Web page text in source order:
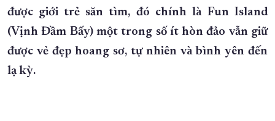
KỶ NIỆM 370 NĂM XÂY DỰNG VÀ PHÁT TRIỂN TỈNH KHÁNH HÒA
KHOẢNH KHẮC ĐẸP XỨ TRẦM
XÂY DỰNG KHÁNH HÒA TRỞ THÀNH THÀNH PHỐ TRỰC THUỘC
ĐẠI HỘI ĐẢNG CÁC CẤP
được giới trẻ săn tìm, đó chính là Fun Island
(Vịnh Đầm Bấy) một trong số ít hòn đảo vẫn giữ
được vẻ đẹp hoang sơ, tự nhiên và bình yên đến
lạ kỳ.